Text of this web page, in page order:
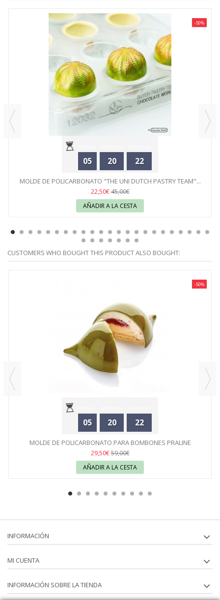
05 20 22
-50%
MOLDE DE POLICARBONATO "THE UNI DUTCH PASTRY TEAM"...
22,50€45,00€
AÑADIR A LA CESTA
CUSTOMERS WHO BOUGHT THIS PRODUCT ALSO BOUGHT:
05 20 22
-50%
MOLDE DE POLICARBONATO PARA BOMBONES PRALINE
CURVADO...
29,50€59,00€
AÑADIR A LA CESTA
INFORMACIÓN
MI CUENTA
INFORMACIÓN SOBRE LA TIENDA